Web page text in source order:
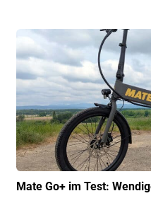
Mate Go+ im Test: